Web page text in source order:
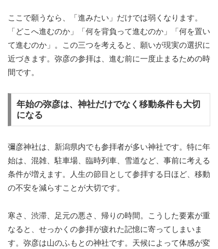
ここで願うなら、「進みたい」だけでは弱くなります。
「どこへ進むのか」「何を背負って進むのか」「何を置い
て進むのか」。この三つを考えると、願いが現実の選択に
近づきます。弥彦の参拝は、進む前に一度止まるための時
間です。
年始の弥彦は、神社だけでなく移動条件も大切
になる
彌彦神社は、新潟県内でも参拝者が多い神社です。特に年
始は、混雑、駐車場、臨時列車、雪道など、事前に考える
条件が増えます。人生の節目として参拝する日ほど、移動
の不安を減らすことが大切です。
寒さ、渋滞、足元の悪さ、帰りの時間。こうした要素が重
なると、せっかくの参拝が疲れた記憶に寄ってしまいま
す。弥彦は山のふもとの神社です。天候によって体感が変